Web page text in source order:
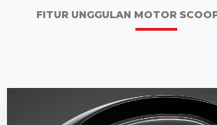
FITUR UNGGULAN MOTOR